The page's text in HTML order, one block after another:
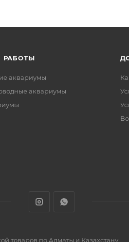
РАБОТЫ
аквариумы
аквариумы
товаров по Алматы и Казахстану